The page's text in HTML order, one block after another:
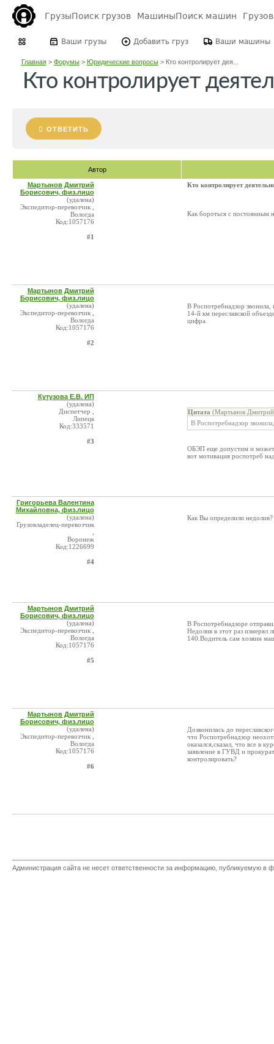
ГрузыПоиск грузов МашиныПоиск машин
Ваши грузы Добавить груз Ваши машины
Главная> Форумы> Юридические вопросы> Кто контролирует дея...
Кто контролирует
ОТВЕТИТЬ
Автор
Мартынов Дмитрий
Борисович, физ.лицо
(удалена)
Экспедитор-перевозчик ,
Вологда
Код:1057176
#1
Кто контролирует
Как бороться с постоянным
Мартынов Дмитрий
Борисович, физ.лицо
(удалена)
Экспедитор-перевозчик ,
Вологда
Код:1057176
#2
В Роспотребнадзор
14-й км переславской
цифра.
Кутузова Е.В. ИП
(удалена)
Диспетчер ,
Липецк
Код:333571
#3
Цитата (Мартынов
В Роспотребнадзор
ОБЭП еще допустим и может
вот мотивация роспотреб
Григорьева Валентина
Михайловна, физ.лицо
(удалена)
Грузовладелец-перевозчик
Воронеж
Код:1226699
#4
Как Вы определили недолив?
Мартынов Дмитрий
Борисович, физ.лицо
(удалена)
Экспедитор-перевозчик ,
Вологда
Код:1057176
#5
В Роспотребнадзоре
Недолив в этот раз измерял
140.Водитель сам хозяин
Мартынов Дмитрий
Борисович, физ.лицо
(удалена)
Экспедитор-перевозчик ,
Вологда
Код:1057176
#6
Дозвонилась до
что Роспотребнадзор
оказался,сказал, что все в
заявление в ГУВД и
контролировать?
Администрация сайта не несет ответственности за информацию, публикуемую